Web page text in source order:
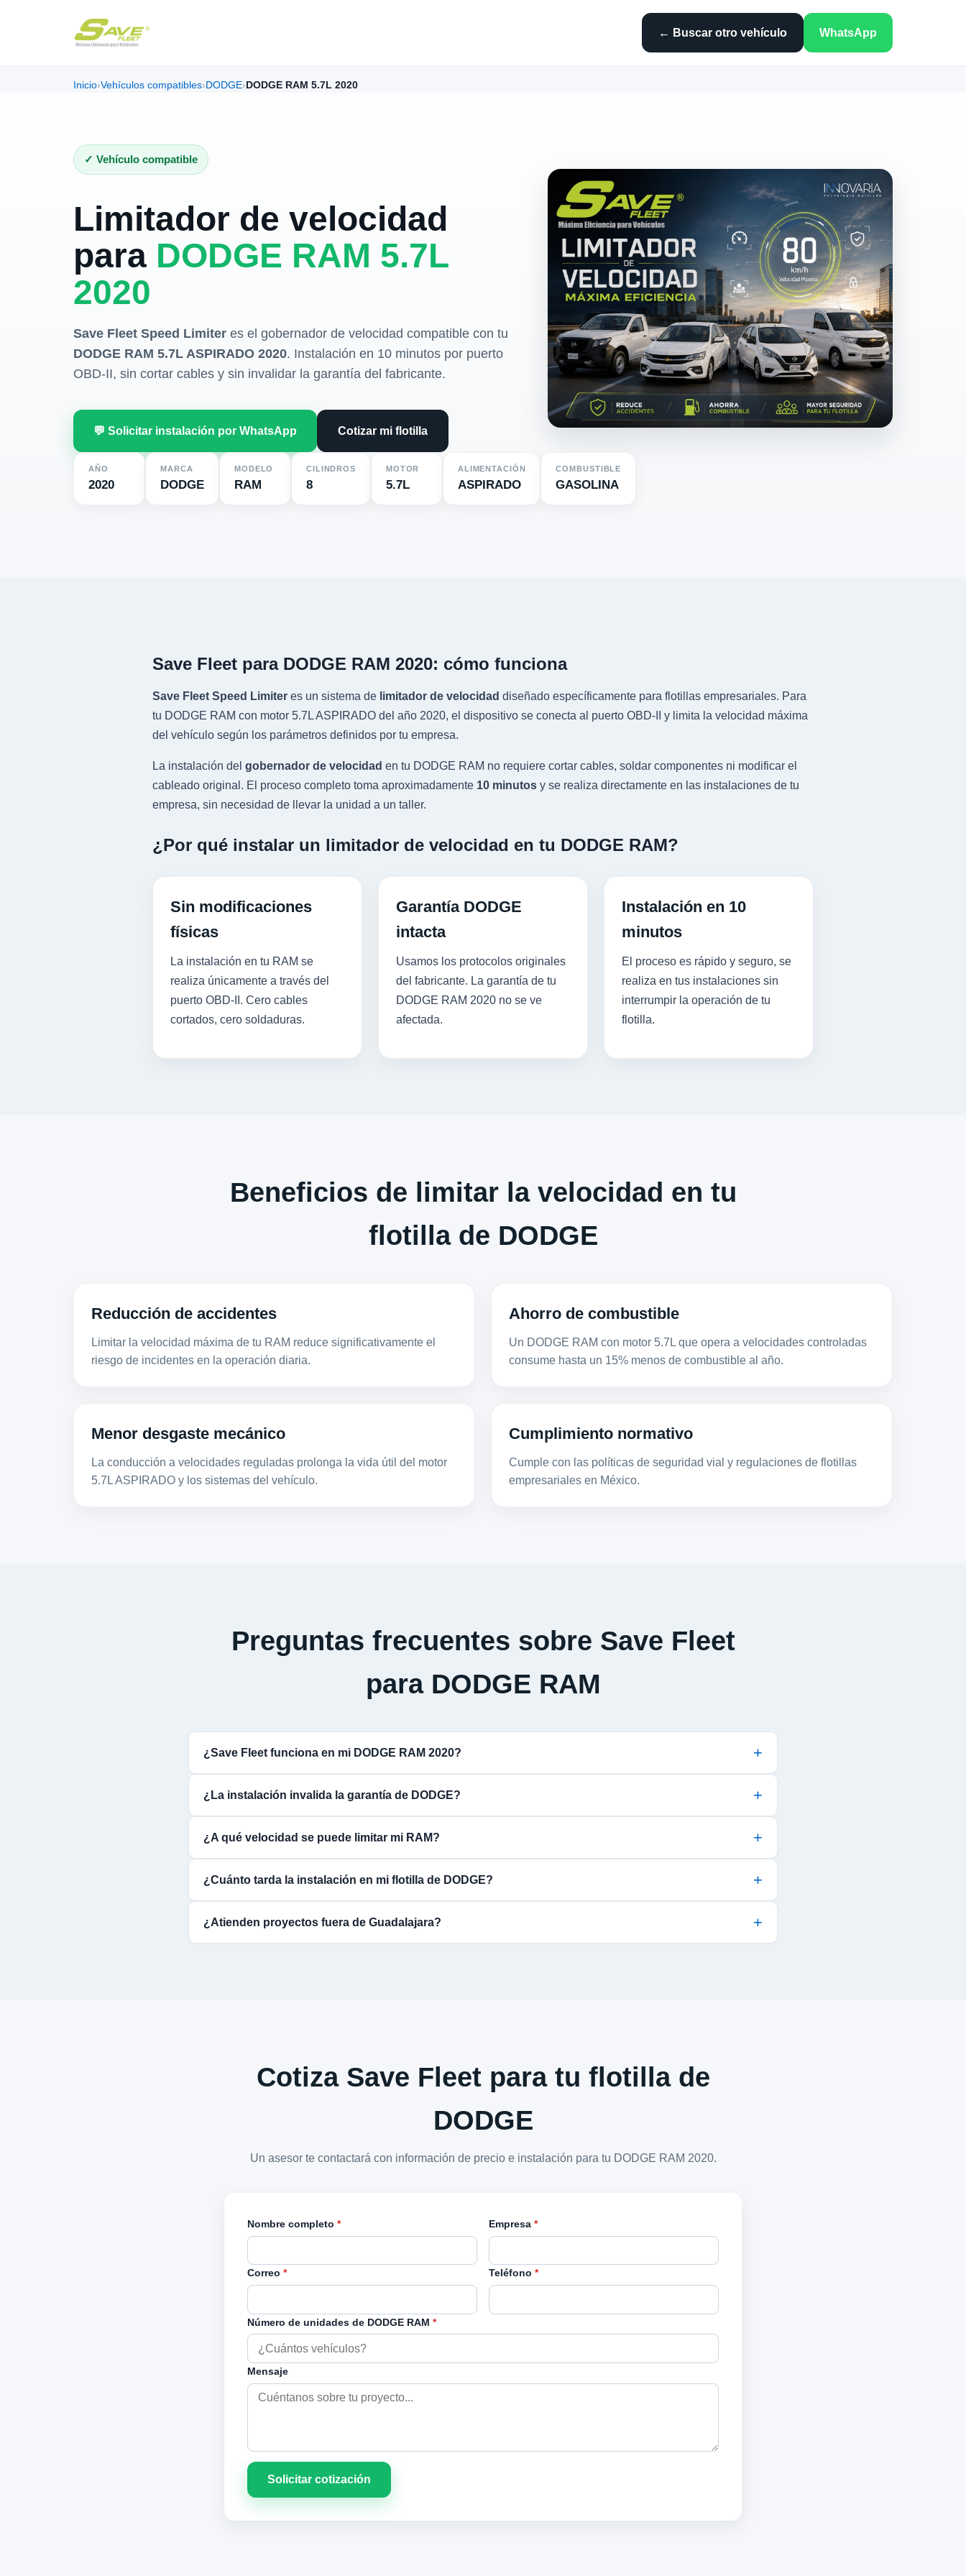
← Buscar otro vehículo WhatsApp
Inicio›Vehículos compatibles› DODGE› DODGE RAM 5.7L 2020
✓ Vehículo compatible
Limitador de velocidad
para DODGE RAM 5.7L
2020
Save Fleet Speed Limiter es el gobernador de velocidad compatible con tu
DODGE RAM 5.7L ASPIRADO 2020. Instalación en 10 minutos por puerto
OBD-II, sin cortar cables y sin invalidar la garantía del fabricante.
💬 Solicitar instalación por WhatsApp Cotizar mi flotilla
AÑO
2020
MARCA
DODGE
MODELO
RAM
CILINDROS
8
MOTOR
5.7L
ALIMENTACIÓN
ASPIRADO
COMBUSTIBLE
GASOLINA
Save Fleet para DODGE RAM 2020: cómo funciona
Save Fleet Speed Limiter es un sistema de limitador de velocidad diseñado específicamente para flotillas empresariales. Para
tu DODGE RAM con motor 5.7L ASPIRADO del año 2020, el dispositivo se conecta al puerto OBD-II y limita la velocidad máxima
del vehículo según los parámetros definidos por tu empresa.
La instalación del gobernador de velocidad en tu DODGE RAM no requiere cortar cables, soldar componentes ni modificar el
cableado original. El proceso completo toma aproximadamente 10 minutos y se realiza directamente en las instalaciones de tu
empresa, sin necesidad de llevar la unidad a un taller.
¿Por qué instalar un limitador de velocidad en tu DODGE RAM?
Sin modificaciones
físicas
La instalación en tu RAM se
realiza únicamente a través del
puerto OBD-II. Cero cables
cortados, cero soldaduras.
Garantía DODGE
intacta
Usamos los protocolos originales
del fabricante. La garantía de tu
DODGE RAM 2020 no se ve
afectada.
Instalación en 10
minutos
El proceso es rápido y seguro, se
realiza en tus instalaciones sin
interrumpir la operación de tu
flotilla.
Beneficios de limitar la velocidad en tu
flotilla de DODGE
Reducción de accidentes
Limitar la velocidad máxima de tu RAM reduce significativamente el
riesgo de incidentes en la operación diaria.
Ahorro de combustible
Un DODGE RAM con motor 5.7L que opera a velocidades controladas
consume hasta un 15% menos de combustible al año.
Menor desgaste mecánico
La conducción a velocidades reguladas prolonga la vida útil del motor
5.7L ASPIRADO y los sistemas del vehículo.
Cumplimiento normativo
Cumple con las políticas de seguridad vial y regulaciones de flotillas
empresariales en México.
Preguntas frecuentes sobre Save Fleet
para DODGE RAM
¿Save Fleet funciona en mi DODGE RAM 2020?
¿La instalación invalida la garantía de DODGE?
¿A qué velocidad se puede limitar mi RAM?
¿Cuánto tarda la instalación en mi flotilla de DODGE?
¿Atienden proyectos fuera de Guadalajara?
Cotiza Save Fleet para tu flotilla de
DODGE
Un asesor te contactará con información de precio e instalación para tu DODGE RAM 2020.
Nombre completo * Empresa *
Correo * Teléfono *
Número de unidades de DODGE RAM *
Mensaje
Solicitar cotización